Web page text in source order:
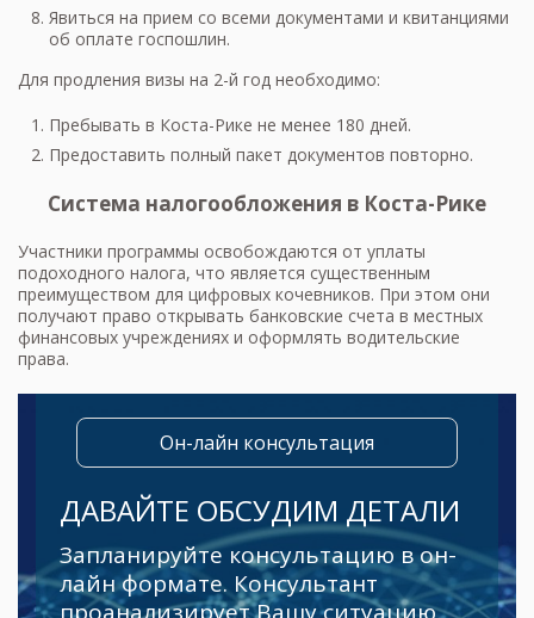
Явиться на прием со всеми документами и квитанциями
об оплате госпошлин.
Для продления визы на 2-й год необходимо:
Пребывать в Коста-Рике не менее 180 дней.
Предоставить полный пакет документов повторно.
Система налогообложения в Коста-Рике
Участники программы освобождаются от уплаты
подоходного налога, что является существенным
преимуществом для цифровых кочевников. При этом они
получают право открывать банковские счета в местных
финансовых учреждениях и оформлять водительские
права.
Он-лайн консультация
ДАВАЙТЕ ОБСУДИМ ДЕТАЛИ
Запланируйте консультацию в он-
лайн формате. Консультант